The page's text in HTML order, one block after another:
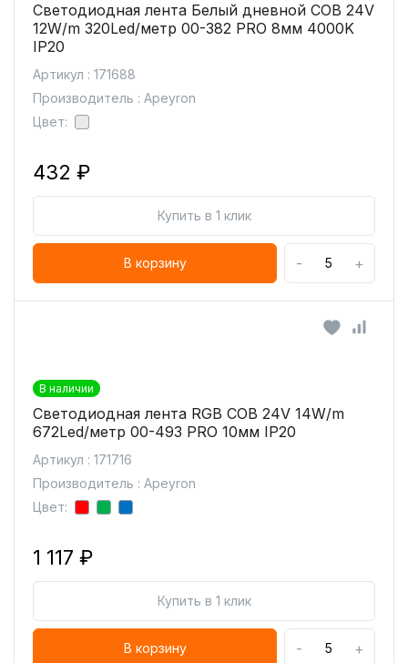
Светодиодная лента Белый дневной COB 24V
12W/m 320Led/метр 00-382 PRO 8мм 4000K
IP20
Артикул : 171688
Производитель : Apeyron
Цвет:
432 ₽
Купить в 1 клик
В корзину - +
В наличии
Светодиодная лента RGB COB 24V 14W/m
672Led/метр 00-493 PRO 10мм IP20
Артикул : 171716
Производитель : Apeyron
Цвет:
1 117 ₽
Купить в 1 клик
В корзину - +